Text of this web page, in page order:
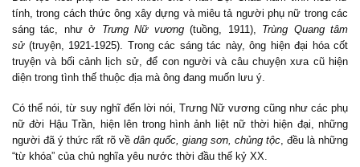
tính, trong cách thức ông xây dựng và miêu tả người phụ nữ trong các
sáng tác, như ở Trưng Nữ vương(tuồng, 1911), Trùng Quang tâm
sử(truyện, 1921-1925). Trong các sáng tác này, ông hiện đại hóa cốt
truyện và bối cảnh lịch sử, để con người và câu chuyện xưa cũ hiện
diện trong tình thế thuộc địa mà ông đang muốn lưu ý.
Có thể nói, từ suy nghĩ đến lời nói, Trưng Nữ vương cũng như các phụ
nữ đời Hậu Trần, hiện lên trong hình ảnh liệt nữ thời hiện đại, những
người đã ý thức rất rõ về dân quốc, giang sơn, chủng tộc, đều là những
“từ khóa” của chủ nghĩa yêu nước thời đầu thế kỷ XX.